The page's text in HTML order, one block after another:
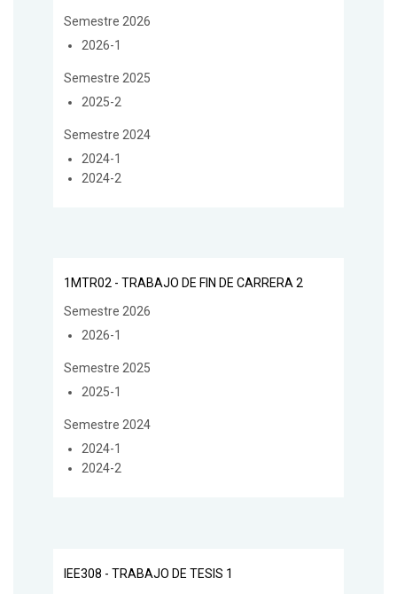
Semestre 2026
2026-1
Semestre 2025
2025-2
Semestre 2024
2024-1
2024-2
1MTR02 - TRABAJO DE FIN DE CARRERA 2
Semestre 2026
2026-1
Semestre 2025
2025-1
Semestre 2024
2024-1
2024-2
IEE308 - TRABAJO DE TESIS 1